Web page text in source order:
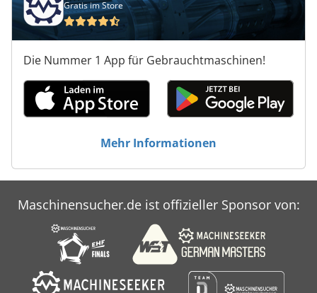
Gratis im Store
Die Nummer 1 App für Gebrauchtmaschinen!
Mehr Informationen
Maschinensucher.de ist offizieller Sponsor von: